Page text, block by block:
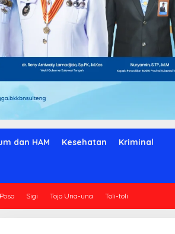
dan HAM Kesehatan Kriminal
Poso Sigi Tojo Una-una Toli-toli